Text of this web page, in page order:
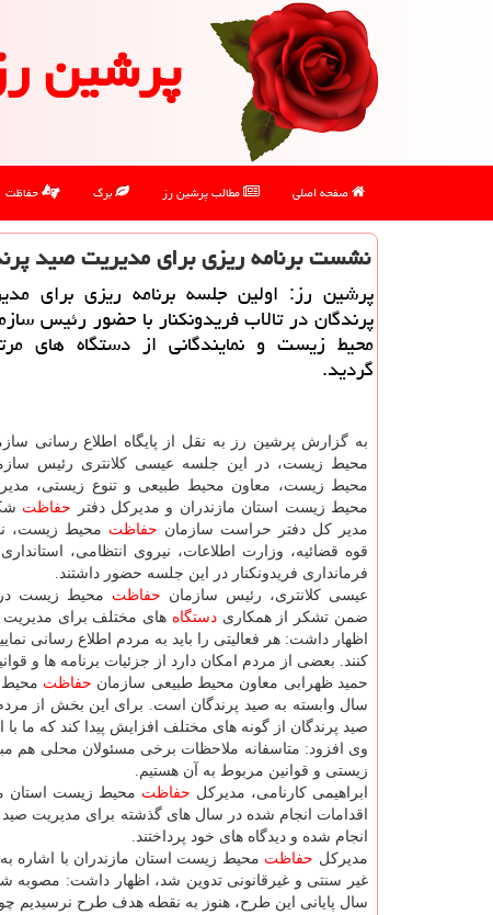
پرشین
صفحه اصلی مطالب پرشین رز برگ حفاظت
نشست برنامه ریزی برای مدیریت صید
پرشین رز: اولین جلسه برنامه ریزی برای
پرندگان در تالاب فریدونكنار با حضور رئیس
محیط زیست و نمایندگانی از دستگاه های
گردید.
به گزارش پرشین رز به نقل از پایگاه اطلاع رسانی
محیط زیست، در این جلسه عیسی كلانتری رئیس
محیط زیست، معاون محیط طبیعی و تنوع زیستی،
محیط زیست استان مازندران و مدیركل دفتر حفاظت
مدیر كل دفتر حراست سازمان حفاظت محیط زیست،
قوه قضائیه، وزارت اطلاعات، نیروی انتظامی،
فرمانداری فریدونكنار در این جلسه حضور داشتند.
عیسی كلانتری، رئیس سازمان حفاظت محیط زیست
ضمن تشكر از همكاریدستگاه های مختلف برای مدیریت
اظهار داشت: هر فعالیتی را باید به مردم اطلاع رسانی
كنند. بعضی از مردم امكان دارد از جزئیات برنامه ها و
حمید ظهرابی معاون محیط طبیعی سازمان حفاظت محیط
سال وابسته به صید پرندگان است. برای این بخش از
صید پرندگان از گونه های مختلف افزایش پیدا كند كه ما
وی افزود: متاسفانه ملاحظات برخی مسئولان محلی هم
زیستی و قوانین مربوط به آن هستیم.
ابراهیمی كارنامی، مدیركل حفاظت محیط زیست استان
اقدامات انجام شده در سال های گذشته برای مدیریت صید
انجام شده و دیدگاه های خود پرداختند.
مدیركل حفاظت
غیر سنتی و غیرقانونی تدوین شد، اظهار داشت: مصوبه
سال پایانی این طرح، هنوز به نقطه هدف طرح نرسیدیم